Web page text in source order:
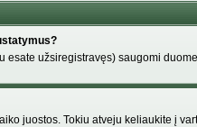
esate užsiregistravęs) saugomi
juostos. Tokiu atveju keliaukite į